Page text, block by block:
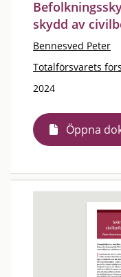
skydd av
Bennesved Peter
Totalförsvarets
2024
Öppna